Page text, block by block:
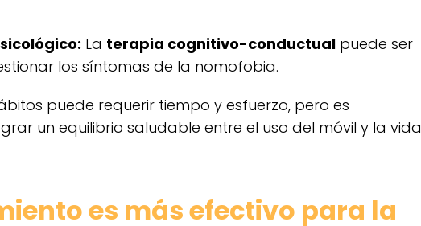
La terapia cognitivo-conductual puede ser
los síntomas de la nomofobia.
puede requerir tiempo y esfuerzo, pero es
un equilibrio saludable entre el uso del móvil y la vida
es más efectivo para la